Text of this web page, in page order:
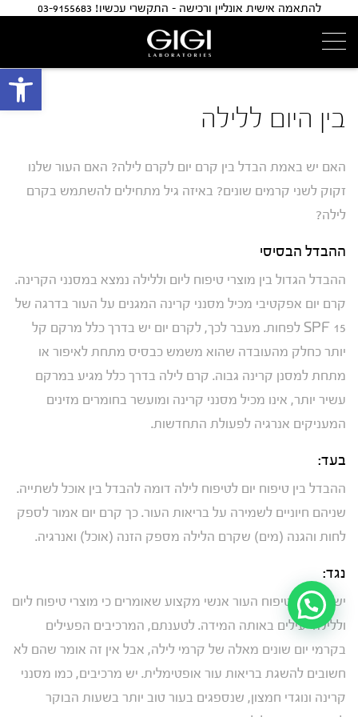
להתאמה אישית אונליין ורכישה - התקשרי עכשיו! 03-9155683
בין היום ללילה
האם יש באמת הבדל בין קרם יום לקרם לילה? האם העור שלנו
זקוק לשני קרמים שונים? באיזה גיל מתחילים להשתמש בקרם
לילה?
ההבדל הבסיסי
ההבדל הגדול בין מוצרי טיפוח ליום וללילה נמצא במסנני הקרינה.
קרם יום אפקטיבי מכיל מסנני קרינה המגנים על העור בדרגה של
15 SPF לפחות. מעבר לכך, לקרם יום יש בדרך כלל מרקם קל
יותר כחלק מהעובדה שהוא משמש כבסיס מתחת לאיפור או
מתחת למסנן קרינה גבוה. קרם לילה בדרך כלל מגיע במרקם
עשיר יותר, אינו מכיל מסנני קרינה ומועשר בחומרים מזינים
המעניקים אנרגיה לפעולת התחדשות.
בעד:
ההבדל בין טיפוח יום לטיפוח לילה דומה להבדל בין אוכל לשתייה.
שניהם חיוניים לשמירה על בריאות העור. כך קרם יום אמור לספק
לחות והגנה (מים) שקרם הלילה מספק הזנה (אוכל) ואנרגיה.
נגד:
יש בתחום טיפוח העור אנשי מקצוע שאומרים כי מוצרי טיפוח ליום
וללילה יעילים באותה המידה. לטענתם, המרכיבים הפעילים
בקרמי יום שונים מאלה של קרמי לילה, אבל אין זה אומר שהם לא
חשובים להשגת בריאות עור אופטימלית. יש מרכיבים, כמו מסנני
קרינה ונוגדי חמצון, שנספגים בעור טוב יותר בשעות הבוקר